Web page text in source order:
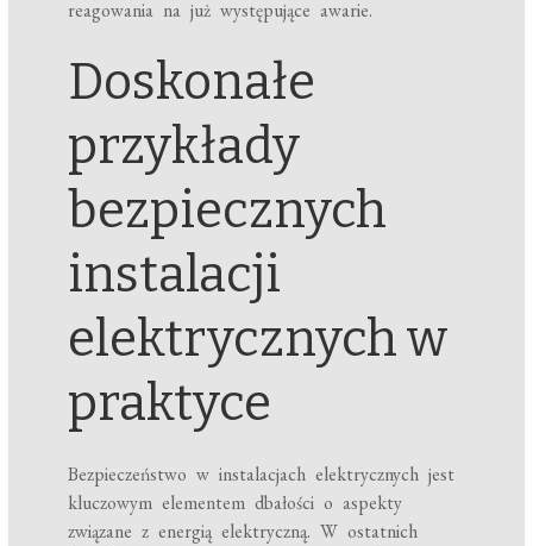
reagowania na już występujące awarie.
Doskonałe
przykłady
bezpiecznych
instalacji
elektrycznych w
praktyce
Bezpieczeństwo w instalacjach elektrycznych jest
kluczowym elementem dbałości o aspekty
związane z energią elektryczną. W ostatnich